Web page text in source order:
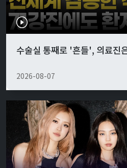
수술실 통째로 '흔들', 의료진
2026-08-07